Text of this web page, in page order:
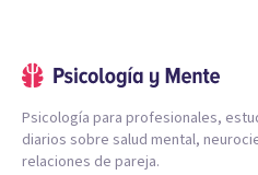
Psicología para profesionales,
diarios sobre salud mental,
relaciones de pareja.